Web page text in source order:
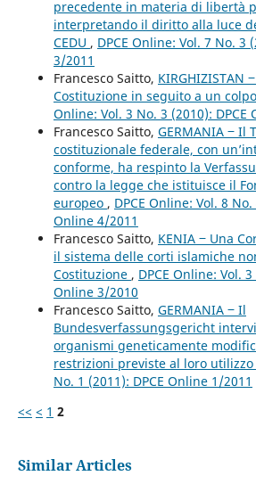
precedente in materia di libertà
interpretando il diritto alla luce
CEDU , DPCE Online: Vol. 7 No. 3
3/2011
Francesco Saitto, KIRGHIZISTAN
Costituzione in seguito a un
Online: Vol. 3 No. 3 (2010): DPCE
Francesco Saitto, GERMANIA ‒ Il
costituzionale federale, con
conforme, ha respinto la
contro la legge che istituisce il
europeo , DPCE Online: Vol. 8 No.
Online 4/2011
Francesco Saitto, KENIA ‒ Una
il sistema delle corti islamiche
Costituzione , DPCE Online: Vol.
Online 3/2010
Francesco Saitto, GERMANIA ‒ Il
Bundesverfassungsgericht
organismi geneticamente
restrizioni previste al loro utilizzo
No. 1 (2011): DPCE Online 1/2011
<< < 1 2
Similar Articles